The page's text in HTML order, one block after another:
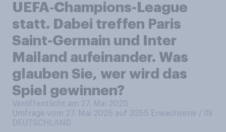
UEFA‑Champions-League
statt. Dabei treffen Paris
Saint-Germain und Inter
Mailand aufeinander. Was
glauben Sie, wer wird das
Spiel gewinnen?
Veröffentlicht am 27. Mai 2025
Umfrage vom 27. Mai 2025 auf 3255 Erwachsene / IN
DEUTSCHLAND